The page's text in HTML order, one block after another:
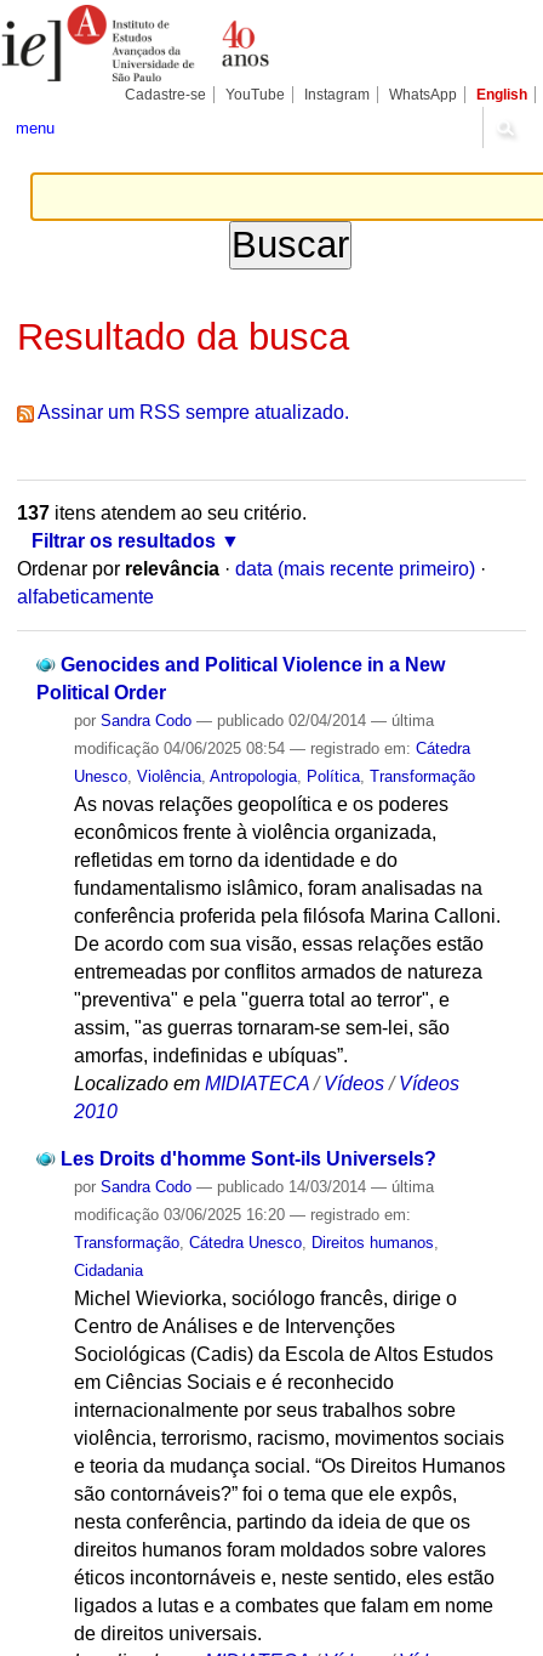
para
conteúdo.
Pessoais
Cadastre-se YouTube Instagram WhatsApp English
menu
Resultado da busca
Assinar um RSS sempre atualizado.
137itens atendem ao seu critério.
Filtrar os resultados
Ordenar por relevância · data (mais recente primeiro) ·
alfabeticamente
Genocides and Political Violence in a New
Political Order
por Sandra Codo — publicado02/04/2014 — última
modificação04/06/2025 08:54 — registrado em: Cátedra
Unesco, Violência, Antropologia, Política, Transformação
As novas relações geopolítica e os poderes
econômicos frente à violência organizada,
refletidas em torno da identidade e do
fundamentalismo islâmico, foram analisadas na
conferência proferida pela filósofa Marina Calloni.
De acordo com sua visão, essas relações estão
entremeadas por conflitos armados de natureza
"preventiva" e pela "guerra total ao terror", e
assim, "as guerras tornaram-se sem-lei, são
amorfas, indefinidas e ubíquas”.
Localizado em MIDIATECA /Vídeos /Vídeos
2010
Les Droits d'homme Sont-ils Universels?
por Sandra Codo — publicado14/03/2014 — última
modificação03/06/2025 16:20 — registrado em:
Transformação, Cátedra Unesco, Direitos humanos
Cidadania
Michel Wieviorka, sociólogo francês, dirige o
Centro de Análises e de Intervenções
Sociológicas (Cadis) da Escola de Altos Estudos
em Ciências Sociais e é reconhecido
internacionalmente por seus trabalhos sobre
violência, terrorismo, racismo, movimentos sociais
e teoria da mudança social. “Os Direitos Humanos
são contornáveis?” foi o tema que ele expôs,
nesta conferência, partindo da ideia de que os
direitos humanos foram moldados sobre valores
éticos incontornáveis e, neste sentido, eles estão
ligados a lutas e a combates que falam em nome
de direitos universais.